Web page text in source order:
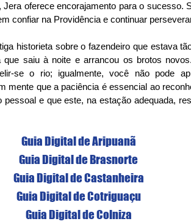
Jera oferece encorajamento para o sucesso.
confiar na Providência e continuar
historieta sobre o fazendeiro que estava
saiu à noite e arrancou os brotos
se o rio; igualmente, você não pode
mente que a paciência é essencial ao
pessoal e que este, na estação adequada,
Guia Digital de Aripuanã
Guia Digital de Brasnorte
Guia Digital de Castanheira
Guia Digital de Cotriguaçu
Guia Digital de Colniza